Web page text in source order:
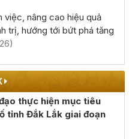
thủ kết hợp phòng
việc, nâng cao hiệu quả
trị, hướng tới bứt phá tăng
thực hiện mục tiêu
tỉnh Đắk Lắk giai đoạn